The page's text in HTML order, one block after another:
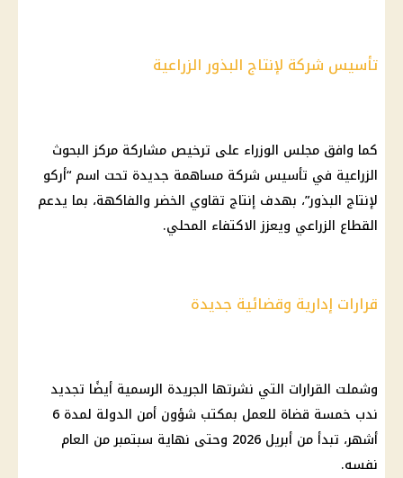
تأسيس شركة لإنتاج البذور الزراعية
كما وافق مجلس الوزراء على ترخيص مشاركة مركز البحوث
الزراعية في تأسيس شركة مساهمة جديدة تحت اسم “أركو
لإنتاج البذور”، بهدف إنتاج تقاوي الخضر والفاكهة، بما يدعم
القطاع الزراعي ويعزز الاكتفاء المحلي.
قرارات إدارية وقضائية جديدة
وشملت القرارات التي نشرتها الجريدة الرسمية أيضًا تجديد
ندب خمسة قضاة للعمل بمكتب شؤون أمن الدولة لمدة 6
أشهر، تبدأ من أبريل 2026 وحتى نهاية سبتمبر من العام
نفسه.